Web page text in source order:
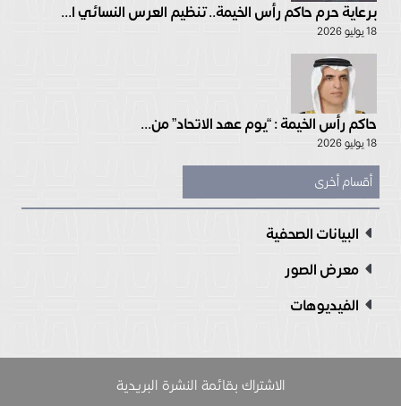
برعاية حرم حاكم رأس الخيمة.. تنظيم العرس النسائي ا...
18 يوليو 2026
حاكم رأس الخيمة : “يوم عهد الاتحاد” من...
18 يوليو 2026
أقسام أخرى
البيانات الصحفية
معرض الصور
الفيديوهات
الاشتراك بقائمة النشرة البريدية